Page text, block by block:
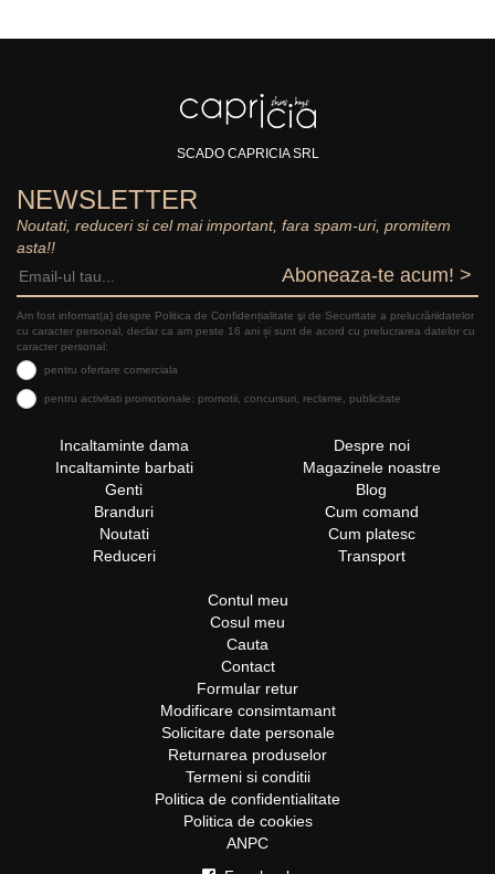
SCADO CAPRICIA SRL
NEWSLETTER
Noutati, reduceri si cel mai important, fara spam-uri, promitem
asta!!
Aboneaza-te acum! >
Am fost informat(a) despre Politica de Confidențialitate şi de Securitate a prelucrăriidatelor
cu caracter personal, declar ca am peste 16 ani și sunt de acord cu prelucrarea datelor cu
caracter personal:
pentru ofertare comerciala
pentru activitati promotionale: promotii, concursuri, reclame, publicitate
Incaltaminte dama
Incaltaminte barbati
Genti
Branduri
Noutati
Reduceri
Despre noi
Magazinele noastre
Blog
Cum comand
Cum platesc
Transport
Contul meu
Cosul meu
Cauta
Contact
Formular retur
Modificare consimtamant
Solicitare date personale
Returnarea produselor
Termeni si conditii
Politica de confidentialitate
Politica de cookies
ANPC